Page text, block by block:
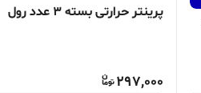
پرینتر حرارتی بسته 3 عدد رول
297,000